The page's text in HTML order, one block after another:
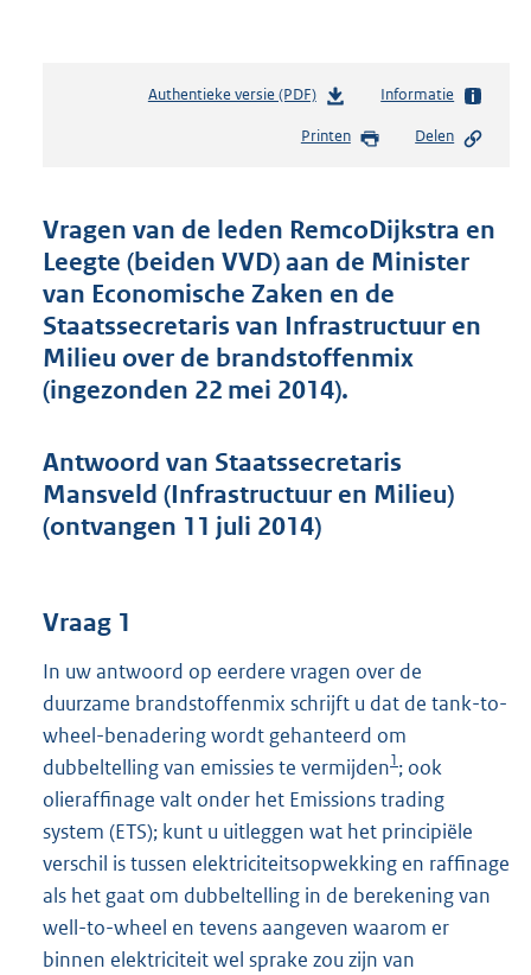
Authentieke versie (PDF)b
s
d
s
g
r
o
t
:
4
0
K
Informatie
Printen Delen
Vragen van de leden RemcoDijkstra en
Leegte (beiden VVD) aan de Minister
van Economische Zaken en de
Staatssecretaris van Infrastructuur en
Milieu over de brandstoffenmix
(ingezonden 22 mei 2014).
Antwoord van Staatssecretaris
Mansveld (Infrastructuur en Milieu)
(ontvangen 11 juli 2014)
Vraag 1
In uw antwoord op eerdere vragen over de
duurzame brandstoffenmix schrijft u dat de tank-to-
wheel-benadering wordt gehanteerd om
dubbeltelling van emissies te vermijden1; ook
olieraffinage valt onder het Emissions trading
system (ETS); kunt u uitleggen wat het principiële
verschil is tussen elektriciteitsopwekking en raffinage
als het gaat om dubbeltelling in de berekening van
well-to-wheel en tevens aangeven waarom er
binnen elektriciteit wel sprake zou zijn van